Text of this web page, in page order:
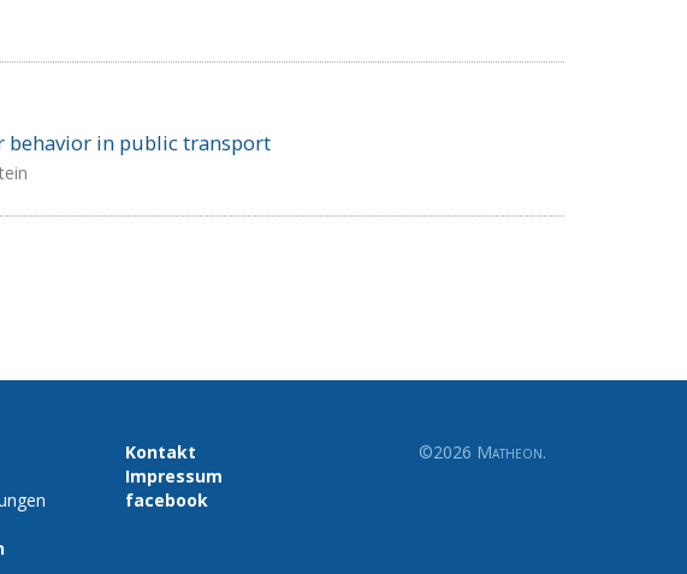
behavior in public transport
Kontakt
Impressum
facebook
©2026 Matheon.